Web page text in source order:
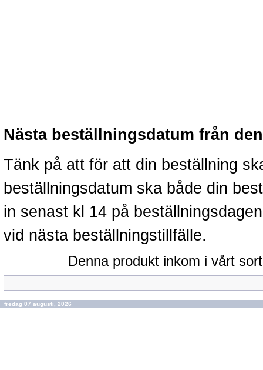
Nästa beställningsdatum från
Tänk på att för att din beställning
beställningsdatum ska både din
in senast kl 14 på
vid nästa beställningstillfälle.
Denna produkt inkom i vårt
fredag 07 augusti, 2026